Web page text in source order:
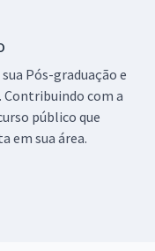
Pós-graduação e
Contribuindo com a
público que
em sua área.